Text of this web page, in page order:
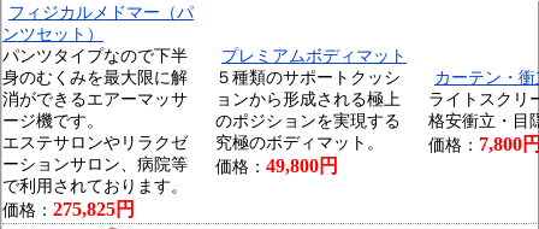
フィジカルメドマー（パ
ンツセット）
パンツタイプなので下半
身のむくみを最大限に解
消ができるエアーマッサ
ージ機です。
エステサロンやリラクゼ
ーションサロン、病院等
で利用されております。
価格： 275,825円
プレミアムボディマット
５種類のサポートクッシ
ョンから形成される極上
のポジションを実現する
究極のボディマット。
価格： 49,800円
カーテン・衝
ライトスクリ
格安衝立・目
価格： 7,800